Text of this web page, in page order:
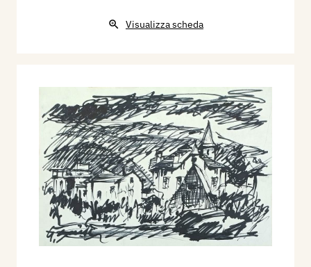
Visualizza scheda